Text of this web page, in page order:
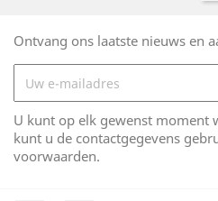
Ontvang ons laatste nieuws en
U kunt op elk gewenst moment
kunt u de contactgegevens
voorwaarden.